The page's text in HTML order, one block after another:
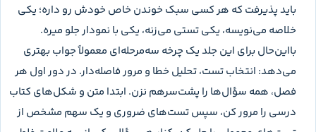
چند جلسه تقسیم شوند.
پایه فصل عنوان
تعداد
تست
دنیای زنده